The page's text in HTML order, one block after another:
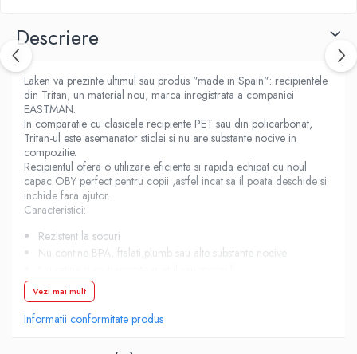
Descriere
Laken va prezinte ultimul sau produs "made in Spain": recipientele
din Tritan, un material nou, marca inregistrata a companiei
EASTMAN.
In comparatie cu clasicele recipiente PET sau din policarbonat,
Tritan-ul este asemanator sticlei si nu are substante nocive in
compozitie.
Recipientul ofera o utilizare eficienta si rapida echipat cu noul
capac OBY perfect pentru copii ,astfel incat sa il poata deschide si
inchide fara ajutor.
Caracteristici:
Rezistent la socuri
Nu contine BPA, ftalati,plumb sau alte substante nocive
Inchidere etansa
Tub interior pentru sorbit in pozitie verticala
Potrivit si pentru bauturi citrice
Vezi mai mult
Informatii conformitate produs